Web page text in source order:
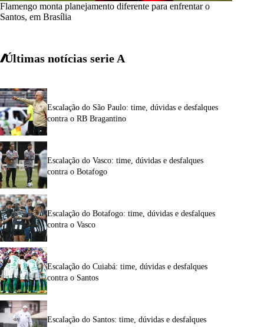
Flamengo monta planejamento diferente para enfrentar o
Santos, em Brasília
Últimas notícias serie A
Escalação do São Paulo: time, dúvidas e desfalques
contra o RB Bragantino
Escalação do Vasco: time, dúvidas e desfalques
contra o Botafogo
Escalação do Botafogo: time, dúvidas e desfalques
contra o Vasco
Escalação do Cuiabá: time, dúvidas e desfalques
contra o Santos
Escalação do Santos: time, dúvidas e desfalques